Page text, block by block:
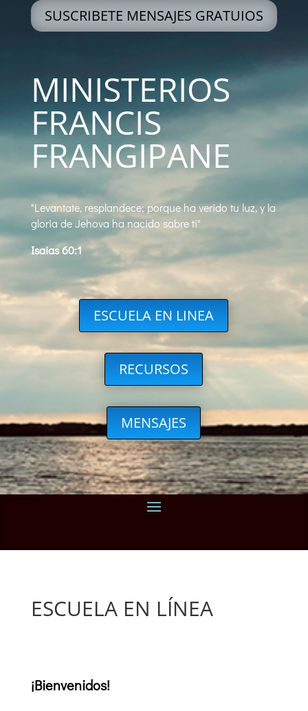
SUSCRIBETE MENSAJES GRATUIOS
MINISTERIOS
FRANCIS
FRANGIPANE
"Levantate, resplandece; porque ha verido tu luz, y la
gloria de Jehova ha nacido sabre ti"
Isaias 60:1
ESCUELA EN LINEA
RECURSOS
MENSAJES
ESCUELA EN LÍNEA
¡Bienvenidos!